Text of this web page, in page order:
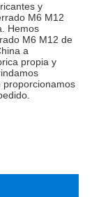
y
M6 M12
Hemos
M6 M12 de
a
propia y
proporcionamos